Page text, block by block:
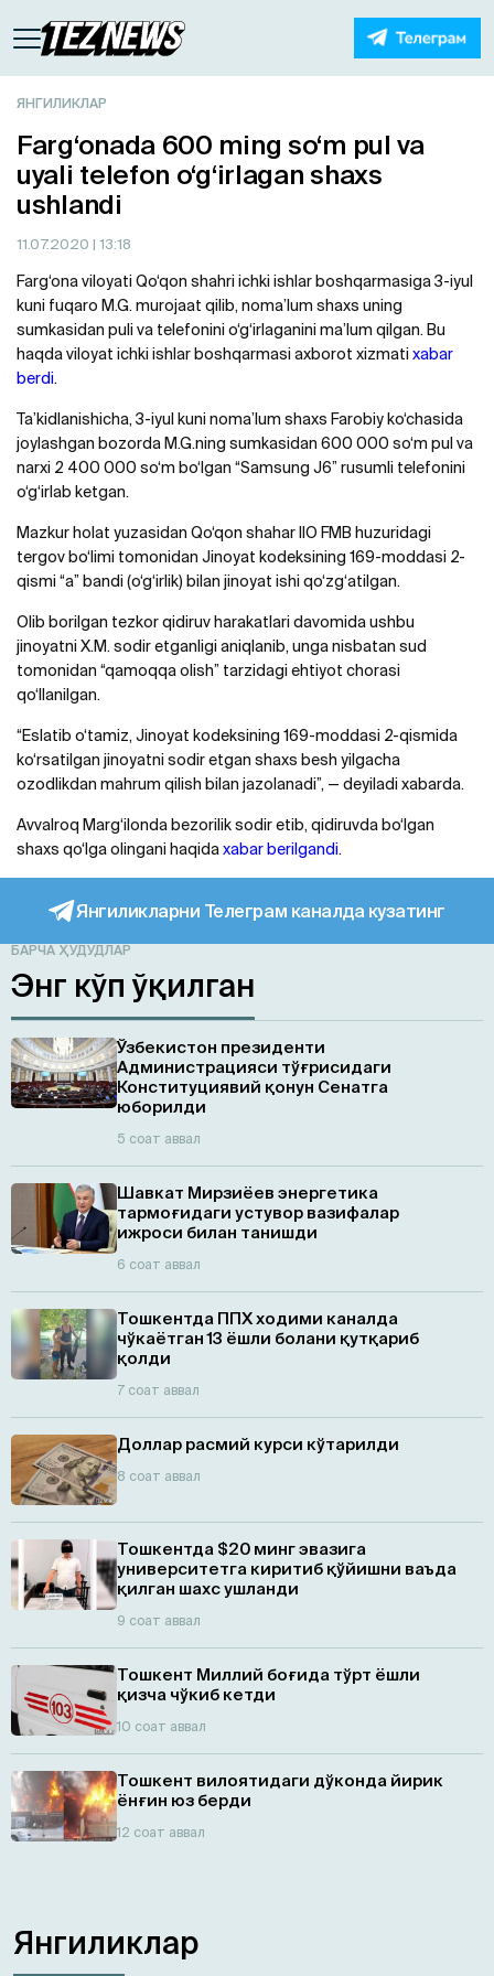
ЯНГИЛИКЛАР
Farg‘onada 600 ming so‘m pul va
uyali telefon o‘g‘irlagan shaxs
ushlandi
11.07.2020 | 13:18
Farg‘ona viloyati Qo‘qon shahri ichki ishlar boshqarmasiga 3-iyul
kuni fuqaro M.G. murojaat qilib, noma’lum shaxs uning
sumkasidan puli va telefonini o‘g‘irlaganini ma’lum qilgan. Bu
haqda viloyat ichki ishlar boshqarmasi axborot xizmati xabar
berdi.
Ta’kidlanishicha, 3-iyul kuni noma’lum shaxs Farobiy ko‘chasida
joylashgan bozorda M.G.ning sumkasidan 600 000 so‘m pul va
narxi 2 400 000 so‘m bo‘lgan “Samsung J6” rusumli telefonini
o‘g‘irlab ketgan.
Mazkur holat yuzasidan Qo‘qon shahar IIO FMB huzuridagi
tergov bo‘limi tomonidan Jinoyat kodeksining 169-moddasi 2-
qismi “a” bandi (o‘g‘irlik) bilan jinoyat ishi qo‘zg‘atilgan.
Olib borilgan tezkor qidiruv harakatlari davomida ushbu
jinoyatni X.M. sodir etganligi aniqlanib, unga nisbatan sud
tomonidan “qamoqqa olish” tarzidagi ehtiyot chorasi
qo‘llanilgan.
“Eslatib o‘tamiz, Jinoyat kodeksining 169-moddasi 2-qismida
ko‘rsatilgan jinoyatni sodir etgan shaxs besh yilgacha
ozodlikdan mahrum qilish bilan jazolanadi”, — deyiladi xabarda.
Avvalroq Marg‘ilonda bezorilik sodir etib, qidiruvda bo‘lgan
shaxs qo‘lga olingani haqidaxabar berilgandi.
Янгиликларни Телеграм каналда кузатинг
БАРЧА ҲУДУДЛАР
Энг кўп ўқилган
Ўзбекистон президенти
Администрацияси тўғрисидаги
Конституциявий қонун Сенатга
юборилди
5 соат аввал
Шавкат Мирзиёев энергетика
тармоғидаги устувор вазифалар
ижроси билан танишди
6 соат аввал
Тошкентда ППХ ходими каналда
чўкаётган 13 ёшли болани қутқариб
қолди
7 соат аввал
Доллар расмий курси кўтарилди
8 соат аввал
Тошкентда $20 минг эвазига
университетга киритиб қўйишни ваъда
қилган шахс ушланди
9 соат аввал
Тошкент Миллий боғида тўрт ёшли
қизча чўкиб кетди
10 соат аввал
Тошкент вилоятидаги дўконда йирик
ёнғин юз берди
12 соат аввал
Янгиликлар